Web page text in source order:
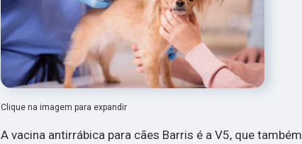
Clique na imagem para expandir
A vacina antirrábica para cães Barris é a V5, que